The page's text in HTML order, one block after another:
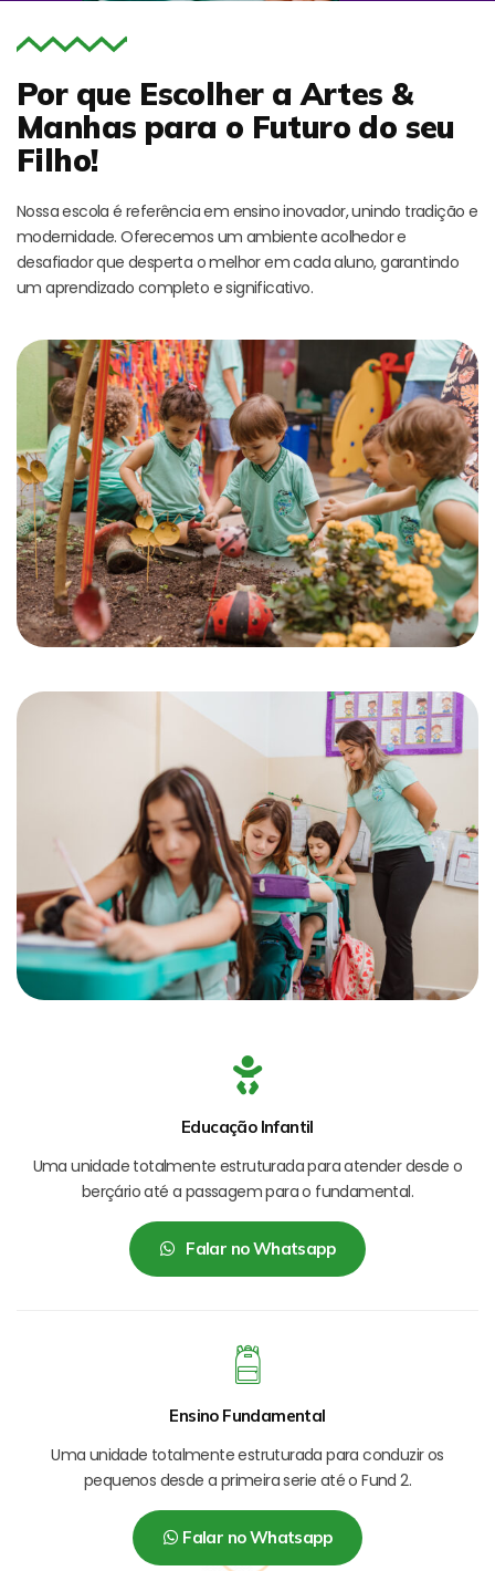
Educação Infantil
Uma unidade totalmente estruturada para atender desde o
berçário até a passagem para o fundamental.
Falar no Whatsapp
Ensino Fundamental
Uma unidade totalmente estruturada para conduzir os
pequenos desde a primeira serie até o Fund 2.
Falar no Whatsapp
Por que Escolher a Artes &
Manhas para o Futuro do seu
Filho!
Nossa escola é referência em ensino inovador, unindo tradição e
modernidade. Oferecemos um ambiente acolhedor e
desafiador que desperta o melhor em cada aluno, garantindo
um aprendizado completo e significativo.